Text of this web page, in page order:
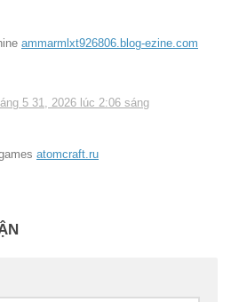
ammarmlxt926806.blog-ezine.com
5 31, 2026 lúc 2:06 sáng
atomcraft.ru